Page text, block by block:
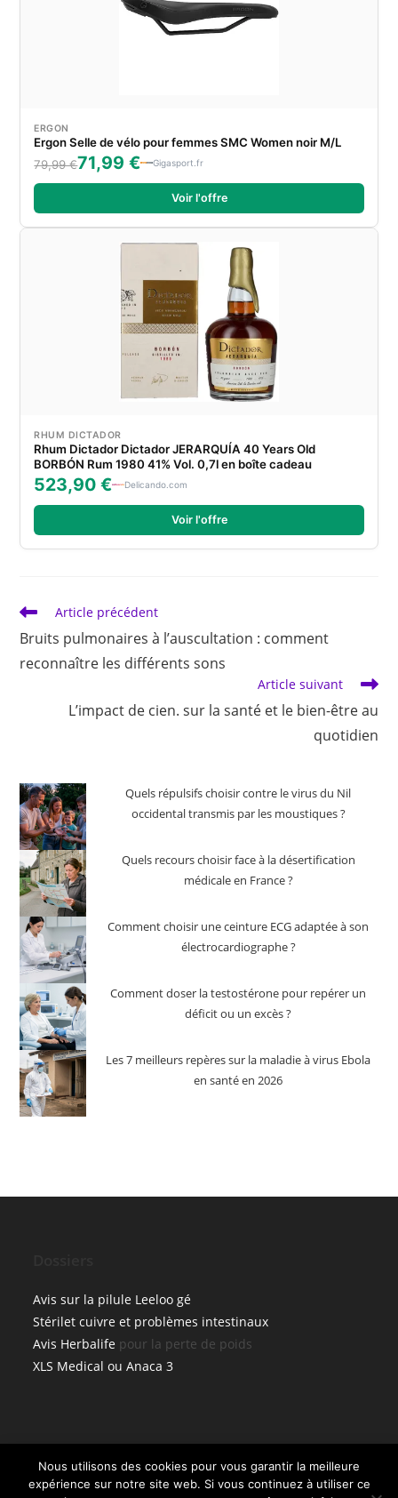
ERGON
Ergon Selle de vélo pour femmes SMC Women noir M/L
79,99 €71,99 € Gigasport.fr
Voir l'offre
RHUM DICTADOR
Rhum Dictador Dictador JERARQUÍA 40 Years Old
BORBÓN Rum 1980 41% Vol. 0,7l en boîte cadeau
523,90 € Delicando.com
Voir l'offre
Read
articles
Article précédent
Bruits pulmonaires à l’auscultation : comment
reconnaître les différents sons
Article suivant
L’impact de cien. sur la santé et le bien-être au
quotidien
Quels répulsifs choisir contre le virus du Nil
occidental transmis par les moustiques ?
Quels recours choisir face à la désertification
médicale en France ?
Comment choisir une ceinture ECG adaptée à son
électrocardiographe ?
Comment doser la testostérone pour repérer un
déficit ou un excès ?
Les 7 meilleurs repères sur la maladie à virus Ebola
en santé en 2026
Avis sur la pilule Leeloo gé
Stérilet cuivre et problèmes intestinaux
Avis Herbalife pour la perte de poids
XLS Medical ou Anaca 3
🔥 TOP VENTE
Klorane Dépilatoiresépilatoire - Crème
Nous utilisons des cookies pour vous garantir la meilleure
expérience sur notre site web. Si vous continuez à utiliser ce